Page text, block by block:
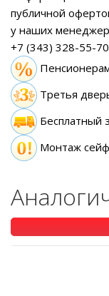
публичной
у наших
+7 (343) 328-55-70
Третья
Бесплатный
Монтаж